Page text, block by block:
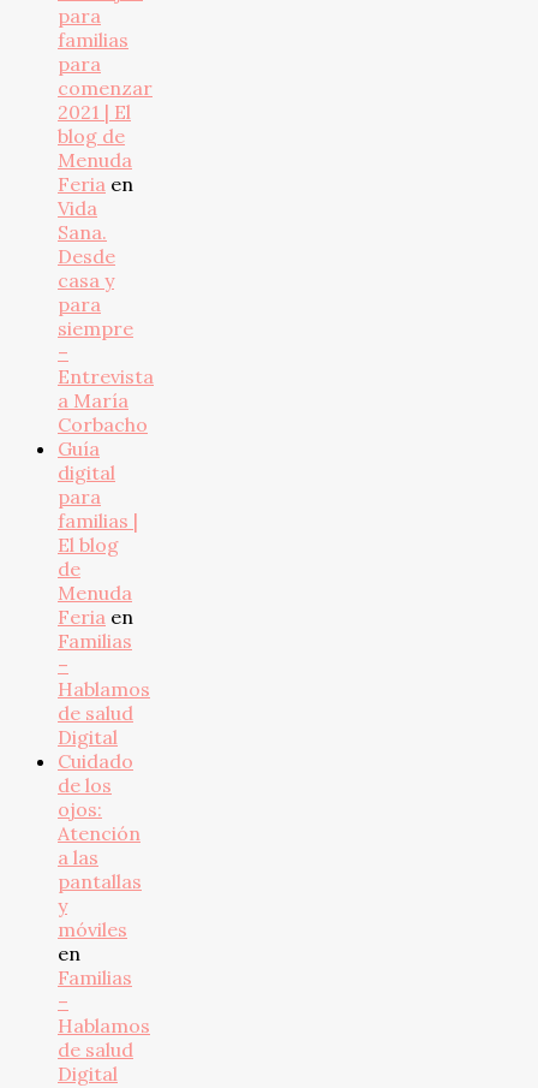
para
familias
para
comenzar
2021 | El
blog de
Menuda
Feria en
Vida
Sana.
Desde
casa y
para
siempre
–
Entrevista
a María
Corbacho
Guía
digital
para
familias |
El blog
de
Menuda
Feria en
Familias
–
Hablamos
de salud
Digital
Cuidado
de los
ojos:
Atención
a las
pantallas
y
móviles
en
Familias
–
Hablamos
de salud
Digital